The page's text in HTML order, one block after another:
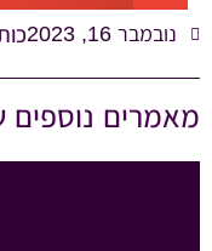
נובמבר 16, 2023
מאמרים נוספים